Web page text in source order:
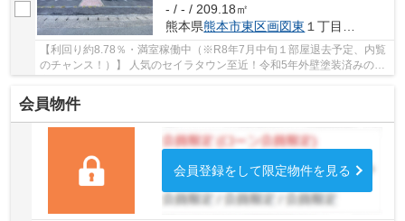
- / - / 209.18㎡
熊本県熊本市東区画図東 １丁目５−３
【利回り約8.78％・満室稼働中（※R8年7月中旬１部屋退去予定、内覧
のチャンス！）】 人気のセイラタウン至近！令和5年外壁塗装済みの安
会員物件
会員登録をして限定物件を見る